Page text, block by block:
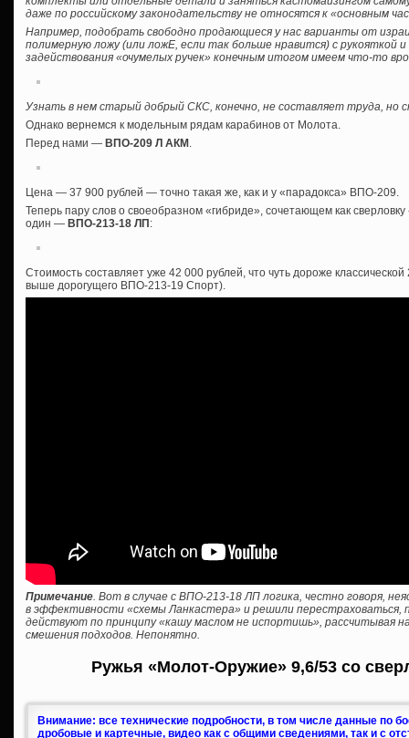
даже по российскому законодательству не относятся к «основным
Например, подобрать свободно продающиеся у нас варианты от
полимерную ложу (или ложЕ, если так больше нравится) с рукояткой
задействования «очумелых ручек» конечным итогом имеем что-то
Узнать в нем старый добрый СКС, конечно, не составляет труда, но
Однако вернемся к модельным рядам карабинов от Молота.
Перед нами — ВПО-209 Л АКМ .
Цена — 37 900 рублей — точно такая же, как и у «парадокса» ВПО-209.
Теперь пару слов о своеобразном «гибриде», сочетающем как
один — ВПО-213-18 ЛП :
Стоимость составляет уже 42 000 рублей, что чуть дороже
выше дорогущего ВПО-213-19 Спорт).
Примечание. Вот в случае с ВПО-213-18 ЛП логика, честно говоря,
в эффективности «схемы Ланкастера» и решили перестраховаться,
действуют по принципу «кашу маслом не испортишь», рассчитывая
смешения подходов. Непонятно.
Ружья «Молот-Оружие» 9,6/53 со
Внимание: все технические подробности, в том числе данные по
дробовые и картечные, видео как с общими сведениями, так и с